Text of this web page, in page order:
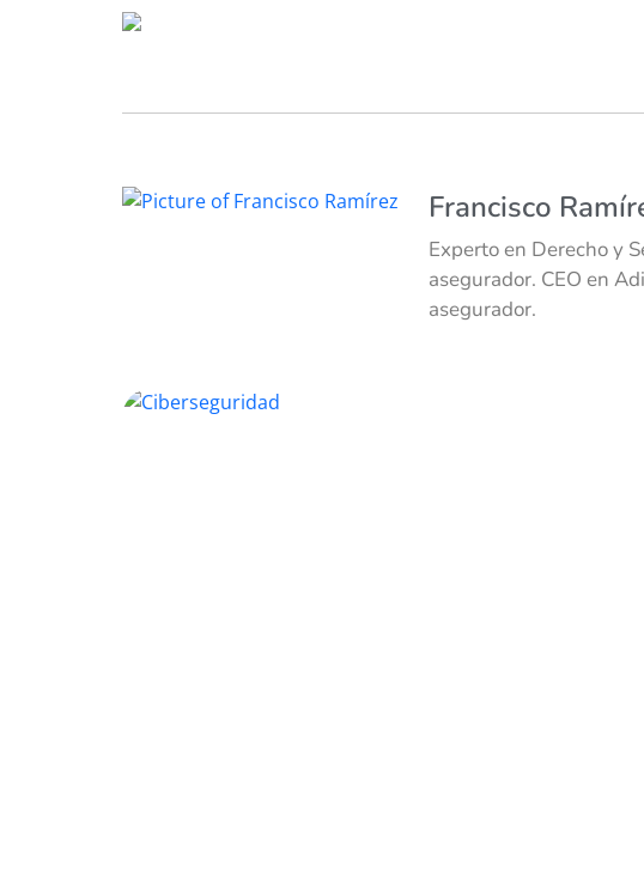
Francisco
Experto en Derecho y
asegurador. CEO en
asegurador.